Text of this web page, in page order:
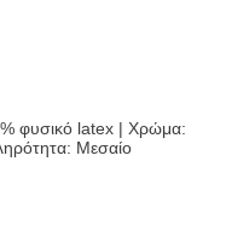
φυσικό latex | Χρώμα:
Μεσαίο